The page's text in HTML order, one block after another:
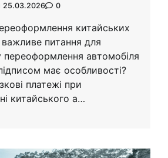
25.03.2026 0
китайських
питання для
переоформлення автомобіля
має особливості?
платежі при
китайського а…